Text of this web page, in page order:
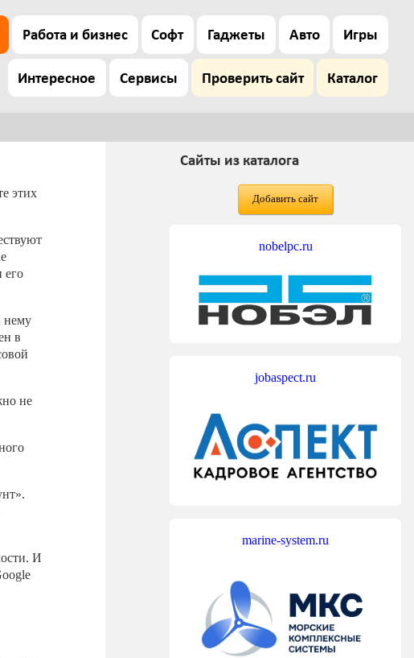
Работа и бизнес Софт Гаджеты Авто Игры
Интересное Сервисы Проверить сайт Каталог
этих
его
нему
в
не
И
Сайты из каталога
Добавить сайт
nobelpc.ru
jobaspect.ru
marine-system.ru